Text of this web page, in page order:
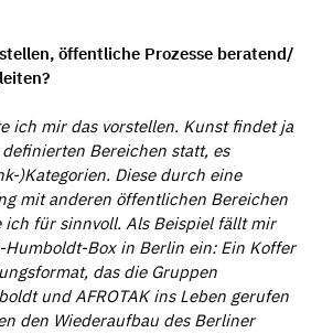
öffentliche Prozesse beratend/
ich mir das vorstellen. Kunst findet ja
Bereichen statt, es
)Kategorien. Diese durch eine
mit anderen öffentlichen Bereichen
ich für sinnvoll. Als Beispiel fällt mir
Box in Berlin ein: Ein Koffer
das die Gruppen
und AFROTAK ins Leben gerufen
den Wiederaufbau des Berliner